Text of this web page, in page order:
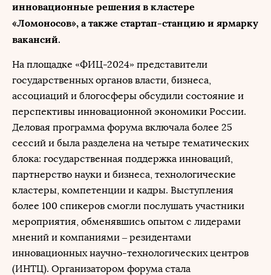
инновационные решения в кластере
«Ломоносов», а также стартап-станцию и ярмарку
вакансий.
На площадке «ФИЦ-2024» представители
государственных органов власти, бизнеса,
ассоциаций и блогосферы обсудили состояние и
перспективы инновационной экономики России.
Деловая программа форума включала более 25
сессий и была разделена на четыре тематических
блока: государственная поддержка инноваций,
партнерство науки и бизнеса, технологические
кластеры, компетенции и кадры. Выступления
более 100 спикеров смогли послушать участники
мероприятия, обменявшись опытом с лидерами
мнений и компаниями ‒ резидентами
инновационных научно-технологических центров
(ИНТЦ). Организатором форума стала